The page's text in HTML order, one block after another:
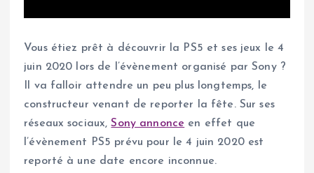
Vous étiez prêt à découvrir la PS5 et ses jeux le 4
juin 2020 lors de l’évènement organisé par Sony ?
Il va falloir attendre un peu plus longtemps, le
constructeur venant de reporter la fête. Sur ses
réseaux sociaux,Sony annonce en effet que
l’évènement PS5 prévu pour le 4 juin 2020 est
reporté à une date encore inconnue.